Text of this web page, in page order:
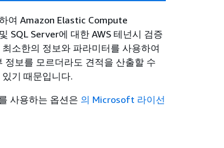
여 Amazon Elastic Compute
SQL Server에 대한 AWS 테넌시 검증
소한의 정보와 파라미터를 사용하여
정보를 모르더라도 견적을 산출할 수
기 때문입니다.
사용하는 옵션은 의 Microsoft 라이선